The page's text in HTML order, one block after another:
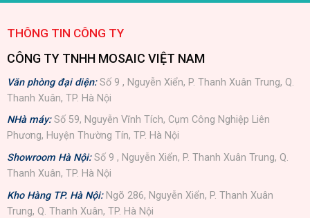
THÔNG TIN CÔNG TY
CÔNG TY TNHH MOSAIC VIỆT NAM
Văn phòng đại diện:Số 9 , Nguyễn Xiển, P. Thanh Xuân Trung, Q.
Thanh Xuân, TP. Hà Nội
NHà máy: Số 59, Nguyễn Vĩnh Tích, Cụm Công Nghiệp Liên
Phương, Huyện Thường Tín, TP. Hà Nội
Showroom Hà Nội: Số 9 , Nguyễn Xiển, P. Thanh Xuân Trung, Q.
Thanh Xuân, TP. Hà Nội
Kho Hàng TP. Hà Nội: Ngõ 286, Nguyễn Xiển, P. Thanh Xuân
Trung, Q. Thanh Xuân, TP. Hà Nội